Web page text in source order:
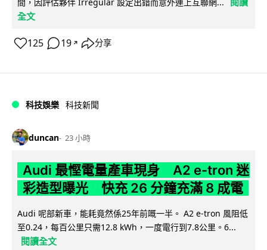
全文
125 19 ↗ 分享
科技娛樂 科技新聞
duncan 23 小時
Audi 最慳電量產車現身 A2 e-tron 迷
彩造型曝光 快充 26 分鐘充滿 8 成電
Audi 呢部新車，能耗竟然係25年前嘅一半。 A2 e-tron 風阻低
至0.24，每百公里只需12.8 kWh，一度電行到7.8公里。6...
閱讀全文